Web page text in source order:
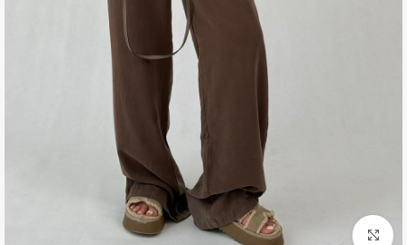
بزرگنمایی تصویر